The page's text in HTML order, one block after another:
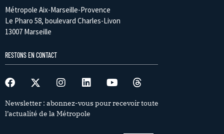
Métropole Aix-Marseille-Provence
Le Pharo 58, boulevard Charles-Livon
13007 Marseille
RESTONS EN CONTACT
Newsletter : abonnez-vous pour recevoir toute
l’actualité de la Métropole